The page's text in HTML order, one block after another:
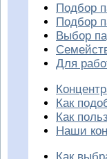
Подбор
Подбор
Выбор
Для
Как
Как
Наши
Как